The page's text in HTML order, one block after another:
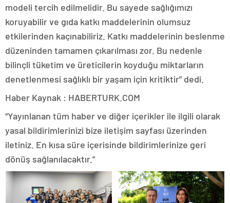
modeli tercih edilmelidir. Bu sayede sağlığımızı
koruyabilir ve gıda katkı maddelerinin olumsuz
etkilerinden kaçınabiliriz. Katkı maddelerinin beslenme
düzeninden tamamen çıkarılması zor. Bu nedenle
bilinçli tüketim ve üreticilerin koyduğu miktarların
denetlenmesi sağlıklı bir yaşam için kritiktir” dedi.
Haber Kaynak : HABERTURK.COM
“Yayınlanan tüm haber ve diğer içerikler ile ilgili olarak
yasal bildirimlerinizi bize iletişim sayfası üzerinden
iletiniz. En kısa süre içerisinde bildirimlerinize geri
dönüş sağlanılacaktır.”